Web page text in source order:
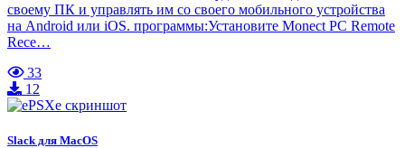
своему ПК и управлять им со своего мобильного устройства
на Android или iOS. программы:Установите Monect PC Remote
Rece…
33
12
Slack для MacOS